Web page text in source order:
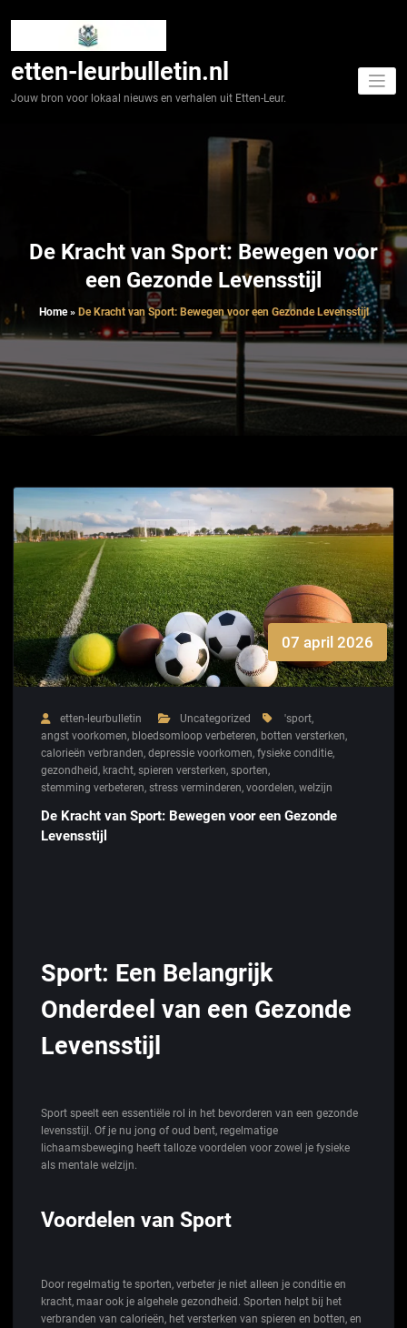
etten-leurbulletin.nl
Jouw bron voor lokaal nieuws en verhalen uit Etten-Leur.
De Kracht van Sport: Bewegen voor
een Gezonde Levensstijl
Home» De Kracht van Sport: Bewegen voor een Gezonde Levensstijl
07 april 2026
etten-leurbulletin Uncategorized 'sport,
angst voorkomen, bloedsomloop verbeteren, botten versterken,
calorieën verbranden, depressie voorkomen, fysieke conditie,
gezondheid, kracht, spieren versterken, sporten,
stemming verbeteren, stress verminderen, voordelen, welzijn
De Kracht van Sport: Bewegen voor een Gezonde
Levensstijl
Sport: Een Belangrijk
Onderdeel van een Gezonde
Levensstijl
Sport speelt een essentiële rol in het bevorderen van een gezonde
levensstijl. Of je nu jong of oud bent, regelmatige
lichaamsbeweging heeft talloze voordelen voor zowel je fysieke
als mentale welzijn.
Voordelen van Sport
Door regelmatig te sporten, verbeter je niet alleen je conditie en
kracht, maar ook je algehele gezondheid. Sporten helpt bij het
verbranden van calorieën, het versterken van spieren en botten, en